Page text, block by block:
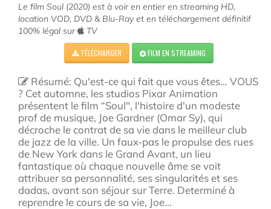
Le film Soul (2020) est à voir en entier en streaming HD,
location VOD, DVD & Blu-Ray et en téléchargement définitif
100% légal sur
TV
TÉLÉCHARGER FILM EN STREAMING
Résumé: Qu'est-ce qui fait que vous êtes… VOUS
? Cet automne, les studios Pixar Animation
présentent le film “Soul", l'histoire d'un modeste
prof de musique, Joe Gardner (Omar Sy), qui
décroche le contrat de sa vie dans le meilleur club
de jazz de la ville. Un faux-pas le propulse des rues
de New York dans le Grand Avant, un lieu
fantastique où chaque nouvelle âme se voit
attribuer sa personnalité, ses singularités et ses
dadas, avant son séjour sur Terre. Determiné à
reprendre le cours de sa vie, Joe...